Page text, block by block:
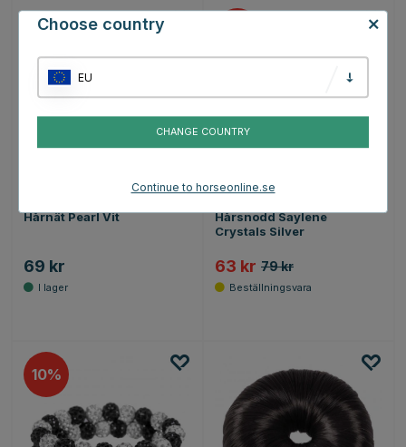
Hårnät Pearl Vit
69 kr
Hårsnodd Saylene
Crystals Silver
63 kr 79 kr
10
Choose country
EU
CHANGE COUNTRY
Continue to horseonline.se